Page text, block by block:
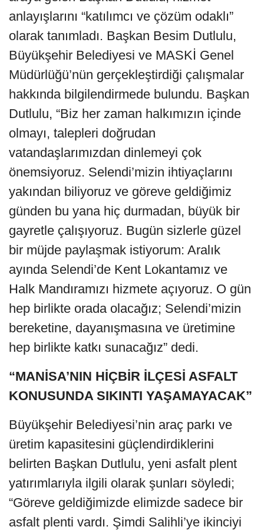
anlayışlarını “katılımcı ve çözüm odaklı”
olarak tanımladı. Başkan Besim Dutlulu,
Büyükşehir Belediyesi ve MASKİ Genel
Müdürlüğü’nün gerçekleştirdiği çalışmalar
hakkında bilgilendirmede bulundu. Başkan
Dutlulu, “Biz her zaman halkımızın içinde
olmayı, talepleri doğrudan
vatandaşlarımızdan dinlemeyi çok
önemsiyoruz. Selendi’mizin ihtiyaçlarını
yakından biliyoruz ve göreve geldiğimiz
günden bu yana hiç durmadan, büyük bir
gayretle çalışıyoruz. Bugün sizlerle güzel
bir müjde paylaşmak istiyorum: Aralık
ayında Selendi’de Kent Lokantamız ve
Halk Mandıramızı hizmete açıyoruz. O gün
hep birlikte orada olacağız; Selendi’mizin
bereketine, dayanışmasına ve üretimine
hep birlikte katkı sunacağız” dedi.
“MANİSA’NIN HİÇBİR İLÇESİ ASFALT
KONUSUNDA SIKINTI YAŞAMAYACAK”
Büyükşehir Belediyesi’nin araç parkı ve
üretim kapasitesini güçlendirdiklerini
belirten Başkan Dutlulu, yeni asfalt plent
yatırımlarıyla ilgili olarak şunları söyledi;
“Göreve geldiğimizde elimizde sadece bir
asfalt plenti vardı. Şimdi Salihli’ye ikinciyi